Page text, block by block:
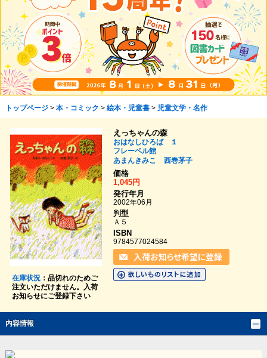
トップページ> 本・コミック > 絵本・児童書> 児童文学・名作
在庫状況：品切れのためご
注文いただけません。入荷
お知らせにご登録下さい
えっちゃんの森
おはなしひろば １
フレーベル館
あまんきみこ
西巻茅子
価格
1,045円
発行年月
2002年06月
判型
Ａ５
ISBN
9784577024584
内容情報